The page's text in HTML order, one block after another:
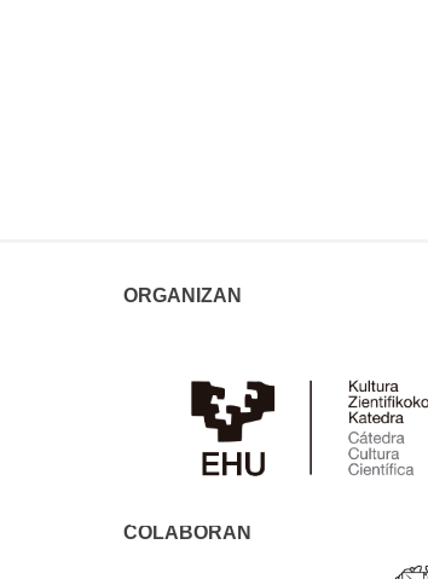
ORGANIZAN
COLABORAN